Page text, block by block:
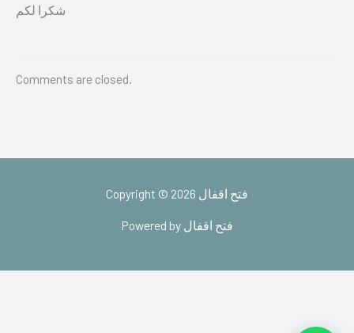
شكرا لكم
Comments are closed.
Copyright © 2026 فتح اقفال
Powered by فتح اقفال